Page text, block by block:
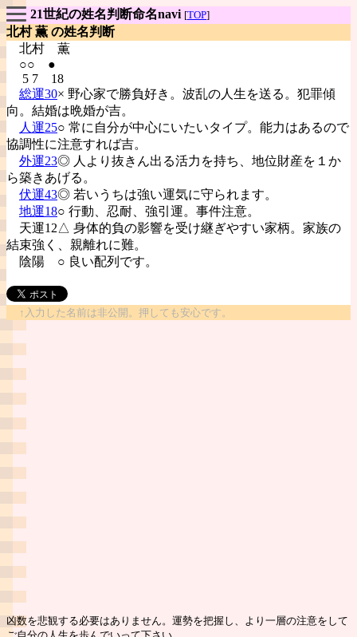
21世紀の姓名判断命名navi [TOP]
北村 薫 の姓名判断
北村 薫
○○ ●
5 7 18
総運30× 野心家で勝負好き。波乱の人生を送る。犯罪傾
向。結婚は晩婚が吉。
人運25○ 常に自分が中心にいたいタイプ。能力はあるので
協調性に注意すれば吉。
外運23◎ 人より抜きん出る活力を持ち、地位財産を１か
ら築きあげる。
伏運43◎ 若いうちは強い運気に守られます。
地運18○ 行動、忍耐、強引運。事件注意。
天運12△ 身体的負の影響を受け継ぎやすい家柄。家族の
結束強く、親離れに難。
陰陽 ○ 良い配列です。
↑入力した名前は非公開。押しても安心です。
凶数を悲観する必要はありません。運勢を把握し、より一層の注意をして